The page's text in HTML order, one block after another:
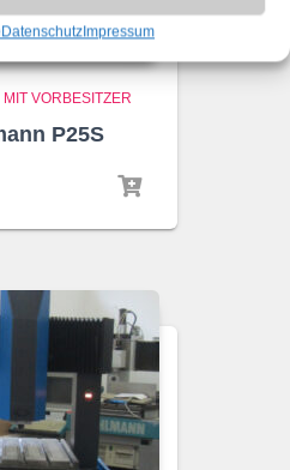
DatenschutzImpressum
VORBESITZER
P25S